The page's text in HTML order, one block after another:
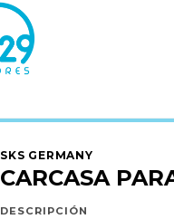
SKS GERMANY
CARCASA
DESCRIPCIÓN